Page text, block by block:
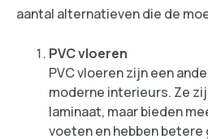
aantal alternatieven die de
PVC vloeren
PVC vloeren zijn een
moderne interieurs. Ze
laminaat, maar bieden
voeten en hebben